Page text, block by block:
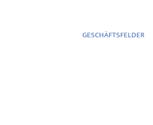
GESCHÄFTSFELDER